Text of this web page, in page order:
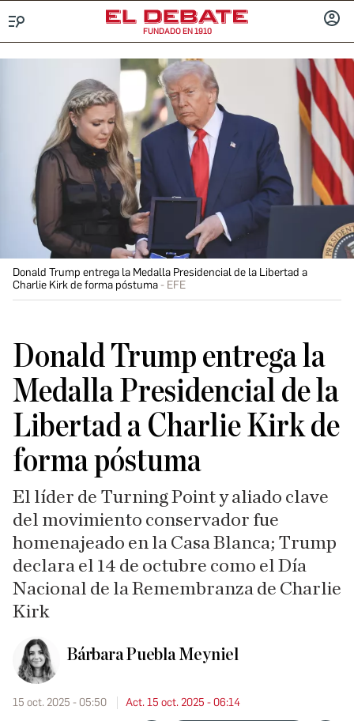
FUNDADO EN 1910
Donald Trump entrega la Medalla Presidencial de la Libertad a
Charlie Kirk de forma póstuma
EFE
Donald Trump entrega la
Medalla Presidencial de la
Libertad a Charlie Kirk de
forma póstuma
El líder de Turning Point y aliado clave
del movimiento conservador fue
homenajeado en la Casa Blanca; Trump
declara el 14 de octubre como el Día
Nacional de la Remembranza de Charlie
Kirk
Bárbara Puebla Meyniel
15 oct. 2025 - 05:50 Act. 15 oct. 2025 - 06:14